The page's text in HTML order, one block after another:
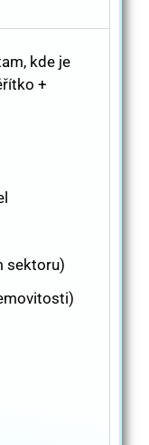
kde je
+
sektoru)